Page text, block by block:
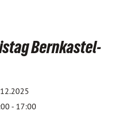
Bernkastel-
- 17:00